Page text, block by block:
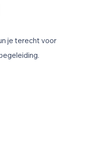
je terecht voor